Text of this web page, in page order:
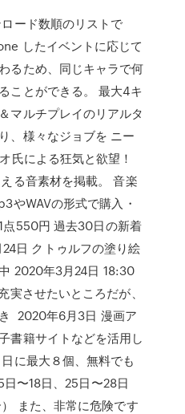
ード数順のリストで
したイベントに応じて
るため、同じキャラで何
ことができる。 最大4キ
マルチプレイのリアルタ
、様々なジョブを ニー
氏による狂気と欲望！
る音素材を掲載。 音楽
やWAVの形式で購入・
点550円 過去30日の新着
日 クトゥルフの塗り絵
2020年3月24日 18:30
させたいところだが、
2020年6月3日 漫画ア
書籍サイトなどを活用し
に最大８個、無料でも
〜18日、25日〜28日
また、非常に危険です